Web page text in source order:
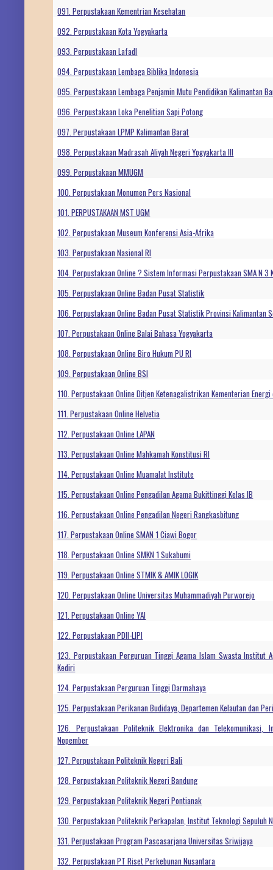
091. Perpustakaan Kementrian Kesehatan
092. Perpustakaan Kota Yogyakarta
093. Perpustakaan Lafadl
094. Perpustakaan Lembaga Biblika Indonesia
095. Perpustakaan Lembaga Penjamin Mutu Pendidikan Kalimantan
096. Perpustakaan Loka Penelitian Sapi Potong
097. Perpustakaan LPMP Kalimantan Barat
098. Perpustakaan Madrasah Aliyah Negeri Yogyakarta III
099. Perpustakaan MMUGM
100. Perpustakaan Monumen Pers Nasional
101. PERPUSTAKAAN MST UGM
102. Perpustakaan Museum Konferensi Asia-Afrika
103. Perpustakaan Nasional RI
104. Perpustakaan Online ? Sistem Informasi Perpustakaan SMA N 3
105. Perpustakaan Online Badan Pusat Statistik
106. Perpustakaan Online Badan Pusat Statistik Provinsi Kalimantan
107. Perpustakaan Online Balai Bahasa Yogyakarta
108. Perpustakaan Online Biro Hukum PU RI
109. Perpustakaan Online BSI
110. Perpustakaan Online Ditjen Ketenagalistrikan Kementerian
111. Perpustakaan Online Helvetia
112. Perpustakaan Online LAPAN
113. Perpustakaan Online Mahkamah Konstitusi RI
114. Perpustakaan Online Muamalat Institute
115. Perpustakaan Online Pengadilan Agama Bukittinggi Kelas IB
116. Perpustakaan Online Pengadilan Negeri Rangkasbitung
117. Perpustakaan Online SMAN 1 Ciawi Bogor
118. Perpustakaan Online SMKN 1 Sukabumi
119. Perpustakaan Online STMIK & AMIK LOGIK
120. Perpustakaan Online Universitas Muhammadiyah Purworejo
121. Perpustakaan Online YAI
122. Perpustakaan PDII-LIPI
123. Perpustakaan Perguruan Tinggi Agama Islam Swasta Institut
Kediri
124. Perpustakaan Perguruan Tinggi Darmahaya
125. Perpustakaan Perikanan Budidaya, Departemen Kelautan dan
126. Perpustakaan Politeknik Elektronika dan Telekomunikasi,
Nopember
127. Perpustakaan Politeknik Negeri Bali
128. Perpustakaan Politeknik Negeri Bandung
129. Perpustakaan Politeknik Negeri Pontianak
130. Perpustakaan Politeknik Perkapalan, Institut Teknologi Sepuluh
131. Perpustakaan Program Pascasarjana Universitas Sriwijaya
132. Perpustakaan PT Riset Perkebunan Nusantara